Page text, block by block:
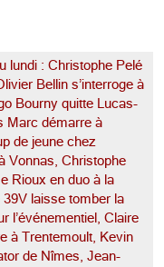
lundi : Christophe Pelé
Bellin s’interroge à
Bourny quitte Lucas-
Marc démarre à
de jeune chez
Vonnas, Christophe
Rioux en duo à la
laisse tomber la
l’événementiel, Claire
à Trentemoult, Kevin
de Nîmes, Jean-